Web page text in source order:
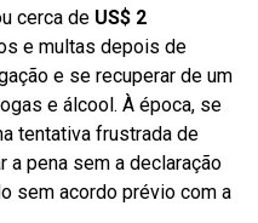
cerca de US$ 2
e multas depois de
e se recuperar de um
e álcool. À época, se
tentativa frustrada de
a pena sem a declaração
sem acordo prévio com a